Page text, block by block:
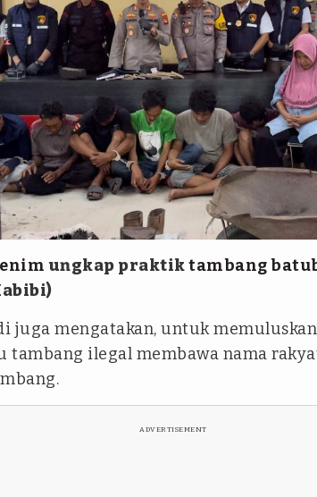
ungkap praktiktambang
juga mengatakan, untuk
tambang ilegal membawa nama
ADVERTISEMENT